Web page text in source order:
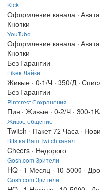
Kick
Оформление канала ·
Кнопки
YouTube
Оформление канала ·
Кнопки
Без Гарантии
Likee Лайки
Живые · 0-1/Ч · 350/Д ·
Без Гарантии
Pinterest Сохранения
Пин · Живые · 0-2/Ч · 300-
Живое общение
Twitch · Пакет 72 Часа ·
Bits на Ваш Twitch канал
Cheers · Недорого
Gosh.com Зрители
HQ · 1 Месяц · 10-5000 ·
Gosh.com Зрители